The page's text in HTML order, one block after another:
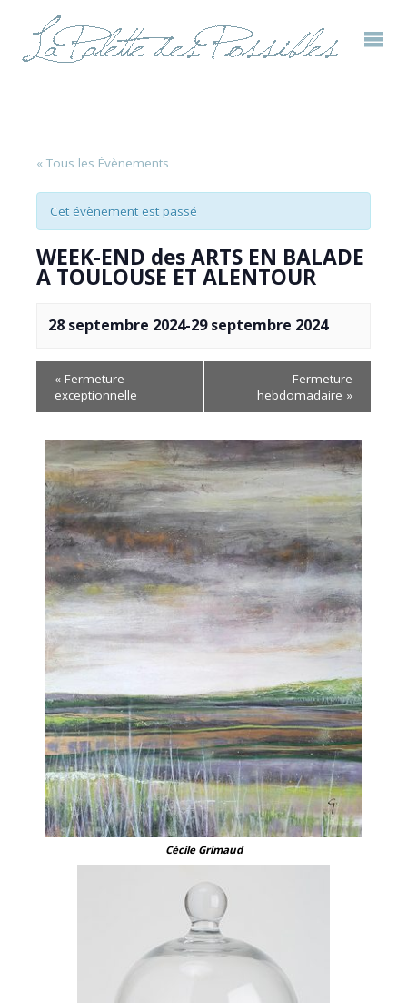
« Tous les Évènements
Cet évènement est passé
WEEK-END des ARTS EN BALADE
A TOULOUSE ET ALENTOUR
28 septembre 2024-29 septembre 2024
« Fermeture
exceptionnelle
Fermeture
hebdomadaire »
Cécile Grimaud